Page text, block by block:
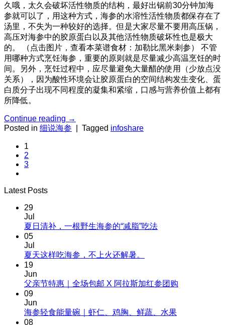
久哦，太久会破坏活性物质的结构，最好出锅前30分钟加海
参就可以了，用这种方式，海参的水溶性活性物质都保存在了
汤里，不失为一种较好的选择。但是大家尽量不要用高压锅，
高压对海参中的胶原蛋白以及其他活性物质破坏性也是极大
的。 （点击图片，查看本菜谱食材：加勒比黑米刺参） 不管
用哪种方式烹饪海参，重要的原则就是尽量减少高温烹饪的时
间。另外，烹饪过程中，应尽量避免大量醋的使用（少放点没
关系），因为酸性环境会让胶原蛋白的空间结构发生变化、蛋
白质分子出现不同程度的凝集和紧缩，口感与营养价值上都有
所降低。
Continue reading →
Posted in 细说海参 Tagged infoshare
1
2
3
Latest Posts
29
Jul
夏日清补，一根野生海参的“减脂”吃法No
补，
野
05
Jul
夏天这样吃海参，不上火还解暑。
夏
样
19
Jun
父亲节特惠｜全场包邮 X 阿拉斯加红参团购
09
Jun
海参轻食能量碗｜虾仁、鸡胸、鲜蔬、水果No
08